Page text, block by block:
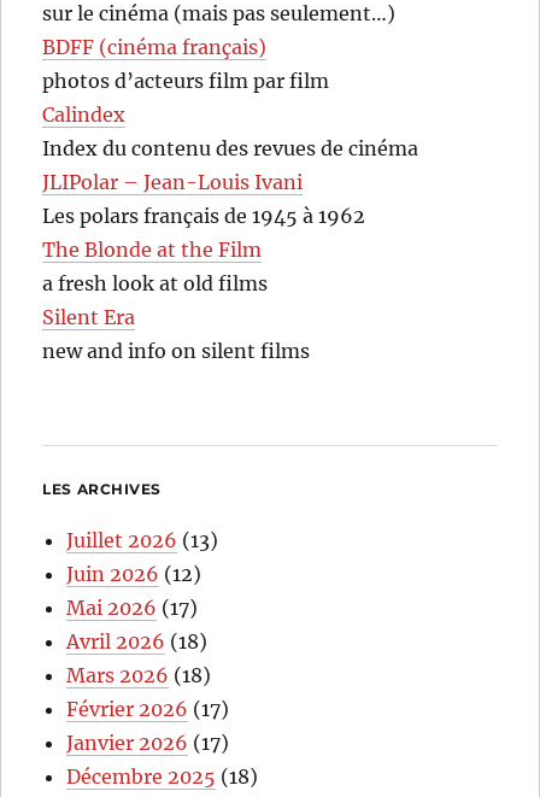
sur le cinéma (mais pas seulement…)
BDFF (cinéma français)
photos d’acteurs film par film
Calindex
Index du contenu des revues de cinéma
JLIPolar – Jean-Louis Ivani
Les polars français de 1945 à 1962
The Blonde at the Film
a fresh look at old films
Silent Era
new and info on silent films
LES ARCHIVES
Juillet 2026 (13)
Juin 2026 (12)
Mai 2026 (17)
Avril 2026 (18)
Mars 2026 (18)
Février 2026 (17)
Janvier 2026 (17)
Décembre 2025 (18)